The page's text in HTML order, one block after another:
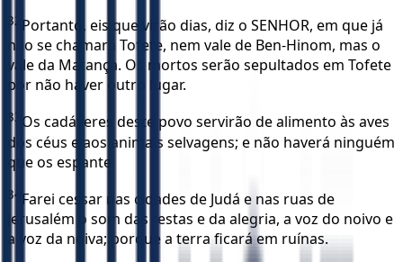
32 Portanto, eis que virão dias, diz o SENHOR, em que já
não se chamará Tofete, nem vale de Ben-Hinom, mas o
vale da Matança. Os mortos serão sepultados em Tofete
por não haver outro lugar.
33 Os cadáveres deste povo servirão de alimento às aves
dos céus e aos animais selvagens; e não haverá ninguém
que os espante.
34 Farei cessar nas cidades de Judá e nas ruas de
Jerusalém o som das festas e da alegria, a voz do noivo e
a voz da noiva; porque a terra ficará em ruínas.